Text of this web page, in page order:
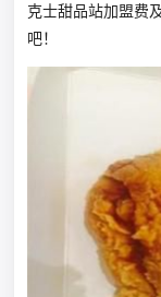
克士甜品站加盟费
吧！